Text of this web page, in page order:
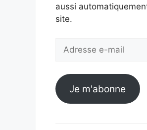
aussi
site.
e-
Je m'abonne